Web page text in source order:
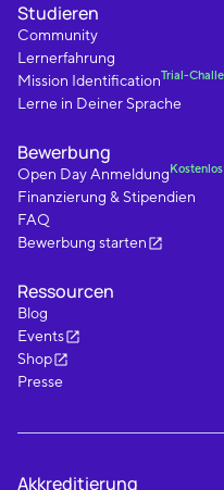
Studieren
Community
Lernerfahrung
Mission IdentificationTrial-
Lerne in Deiner Sprache
Bewerbung
Open Day Anmeldung Kostenlos
Finanzierung & Stipendien
FAQ
Bewerbung starten
Ressourcen
Blog
Events
Shop
Presse
Akkreditierung